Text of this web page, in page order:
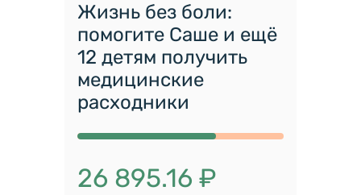
Жизнь без боли:
помогите Саше и ещё
12 детям получить
медицинские
расходники
26 895.16 ₽